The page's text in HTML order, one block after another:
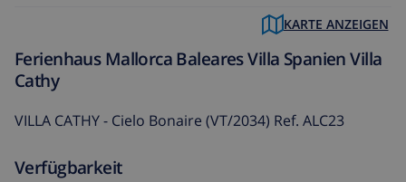
KARTE ANZEIGEN
Ferienhaus Mallorca Baleares Villa Spanien Villa
Cathy
VILLA CATHY - Cielo Bonaire (VT/2034) Ref. ALC23
Verfügbarkeit